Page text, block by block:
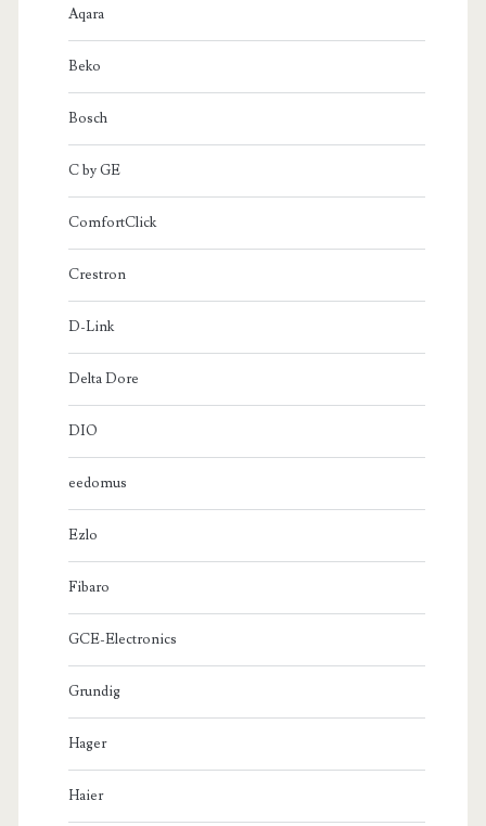
Aqara
Beko
Bosch
C by GE
ComfortClick
Crestron
D-Link
Delta Dore
DIO
eedomus
Ezlo
Fibaro
GCE-Electronics
Grundig
Hager
Haier